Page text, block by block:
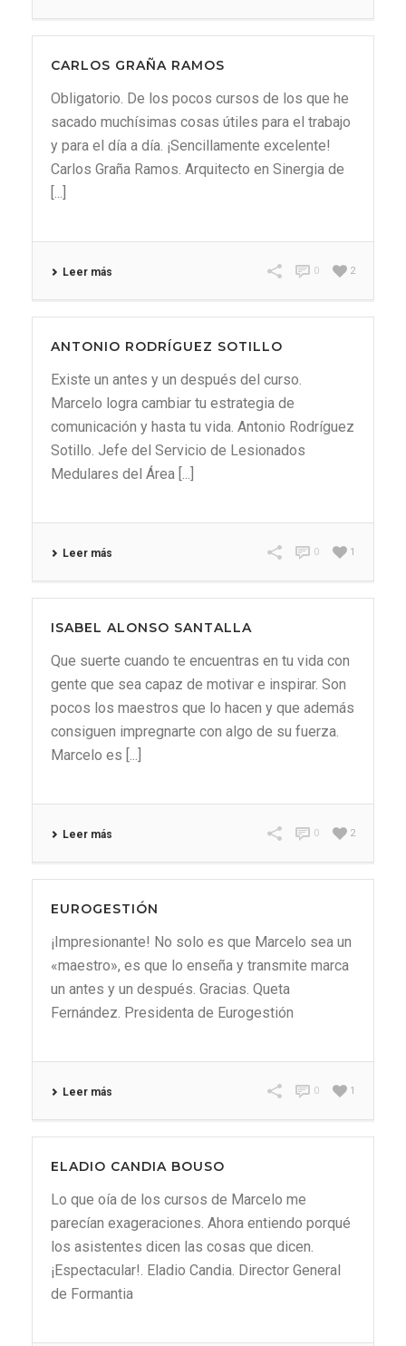
CARLOS GRAÑA RAMOS
Obligatorio. De los pocos cursos de los que he
sacado muchísimas cosas útiles para el trabajo
y para el día a día. ¡Sencillamente excelente!
Carlos Graña Ramos. Arquitecto en Sinergia de
[...]
Leer más 2
0
ANTONIO RODRÍGUEZ SOTILLO
Existe un antes y un después del curso.
Marcelo logra cambiar tu estrategia de
comunicación y hasta tu vida. Antonio Rodríguez
Sotillo. Jefe del Servicio de Lesionados
Medulares del Área [...]
Leer más 1
0
ISABEL ALONSO SANTALLA
Que suerte cuando te encuentras en tu vida con
gente que sea capaz de motivar e inspirar. Son
pocos los maestros que lo hacen y que además
consiguen impregnarte con algo de su fuerza.
Marcelo es [...]
Leer más 2
0
EUROGESTIÓN
¡Impresionante! No solo es que Marcelo sea un
«maestro», es que lo enseña y transmite marca
un antes y un después. Gracias. Queta
Fernández. Presidenta de Eurogestión
Leer más 1
0
ELADIO CANDIA BOUSO
Lo que oía de los cursos de Marcelo me
parecían exageraciones. Ahora entiendo porqué
los asistentes dicen las cosas que dicen.
¡Espectacular!. Eladio Candia. Director General
de Formantia